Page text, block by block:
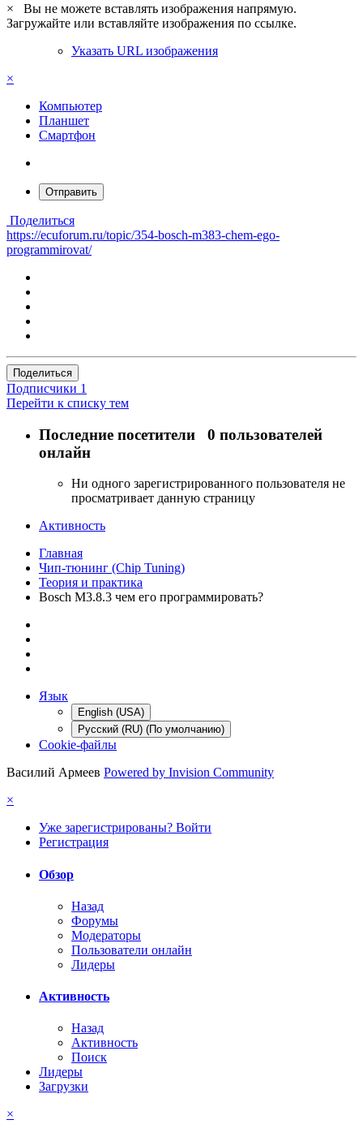
×
Вы не можете вставлять изображения напрямую.
Загружайте или вставляйте изображения по ссылке.
Указать URL изображения
×
Компьютер
Планшет
Смартфон
Отправить
Поделиться
https://ecuforum.ru/topic/354-bosch-m383-chem-ego-
programmirovat/
Поделиться
Подписчики 1
Перейти к списку тем
Последние посетители 0 пользователей
онлайн
Ни одного зарегистрированного пользователя не
просматривает данную страницу
Активность
Главная
Чип-тюнинг (Chip Tuning)
Теория и практика
Bosch M3.8.3 чем его программировать?
Язык
English (USA)
Русский (RU) (По умолчанию)
Cookie-файлы
Василий Армеев Powered by Invision Community
×
Уже зарегистрированы? Войти
Регистрация
Обзор
Назад
Форумы
Модераторы
Пользователи онлайн
Лидеры
Активность
Назад
Активность
Поиск
Лидеры
Загрузки
×